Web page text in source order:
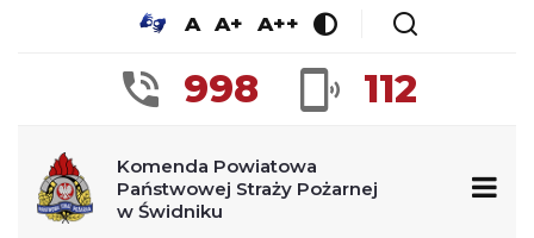
A A+ A++
998 112
Komenda Powiatowa
Państwowej Straży Pożarnej
w Świdniku